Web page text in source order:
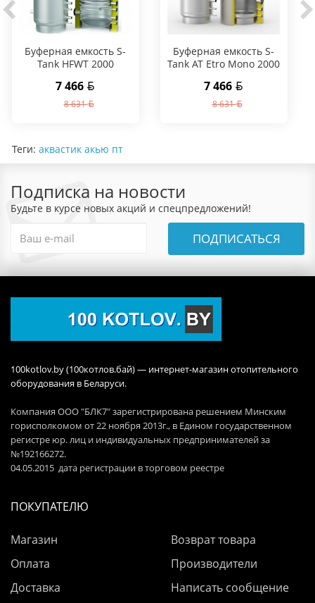
Буферная емкость S-
Tank HFWT 2000
7 466
8 631
Буферная емкость S-
Tank AT Etro Mono 2000
7 466
8 631
Теги: аквастик акью пт
Подписка на новости
Будьте в курсе новых акций и спецпредложений!
ПОДПИСАТЬСЯ
100kotlov.by (100котлов.бай) — интернет-магазин отопительного
оборудования в Беларуси.
Компания ООО "БЛК7" зарегистрирована решением Минским
горисполкомом от 22 ноября 2013г., в Едином государственном
регистре юр. лиц и индивидуальных предпринимателей за
№192166272.
04.05.2015 дата регистрации в торговом реестре
ПОКУПАТЕЛЮ
Магазин
Оплата
Доставка
Возврат товара
Производители
Написать сообщение